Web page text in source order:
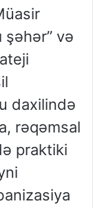
şəhər” və
daxilində
rəqəmsal
praktiki